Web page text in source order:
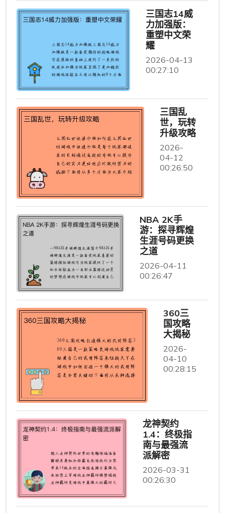
三国志14威
力加强版：
重塑中文荣
耀
2026-04-13
00:27:10
三国乱
世，玩转
升级攻略
2026-
04-12
00:26:50
NBA 2K手
游：探寻辉煌
生涯号码更换
之道
2026-04-11
00:26:47
360三
国攻略
大揭秘
2026-
04-10
00:28:15
龙神契约
1.4：终极指
南与最强流
派解密
2026-03-31
00:26:30